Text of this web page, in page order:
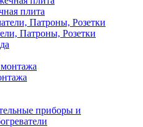
плита
Патроны, Розетки